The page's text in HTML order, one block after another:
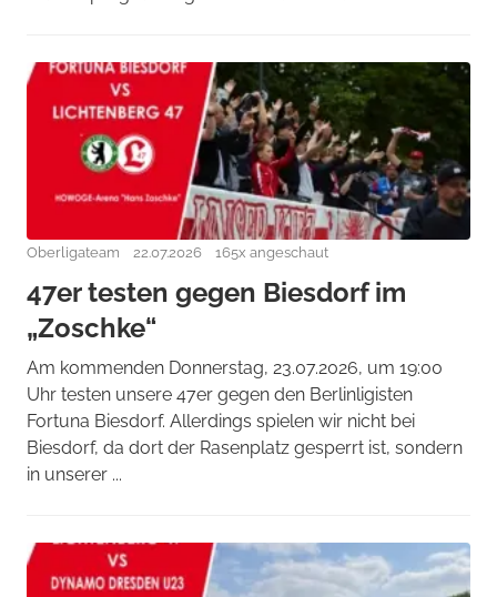
Oberligateam 22.07.2026 165x angeschaut
47er testen gegen Biesdorf im
„Zoschke“
Am kommenden Donnerstag, 23.07.2026, um 19:00
Uhr testen unsere 47er gegen den Berlinligisten
Fortuna Biesdorf. Allerdings spielen wir nicht bei
Biesdorf, da dort der Rasenplatz gesperrt ist, sondern
in unserer ...